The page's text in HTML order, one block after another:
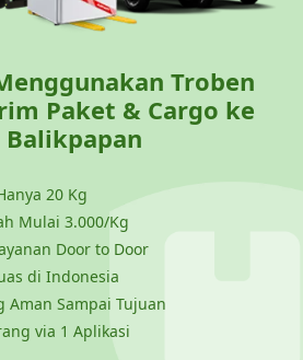
Troben
Paket & Cargo ke
Balikpapan
20 Kg
Mulai 3.000/Kg
Door to Door
di Indonesia
Aman Sampai Tujuan
via 1 Aplikasi